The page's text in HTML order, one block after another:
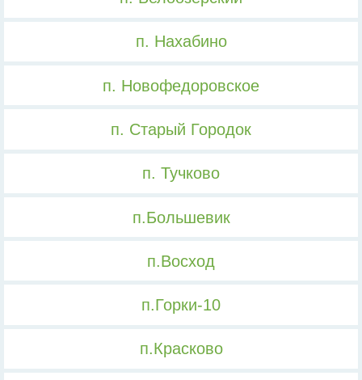
п. Нахабино
п. Новофедоровское
п. Старый Городок
п. Тучково
п.Большевик
п.Восход
п.Горки-10
п.Красково